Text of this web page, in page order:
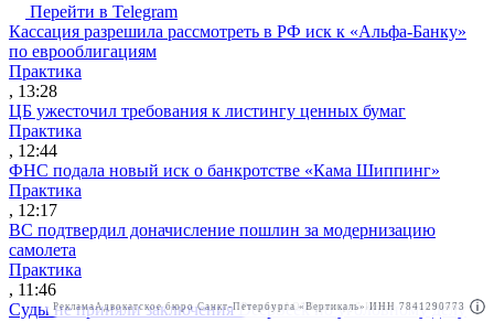
Реклама АО"Право.ру" ИНН: 7708095468
Перейти в Telegram
Кассация разрешила рассмотреть в РФ иск к «Альфа-Банку»
по еврооблигациям
Практика
, 13:28
ЦБ ужесточил требования к листингу ценных бумаг
Практика
, 12:44
ФНС подала новый иск о банкротстве «Кама Шиппинг»
Практика
, 12:17
ВС подтвердил доначисление пошлин за модернизацию
самолета
Практика
, 11:46
Суды не приняли заключения DeepSeek по уголовному делу
Реклама Адвокатское бюро Санкт-Петербурга «Вертикаль» ИНН 7841290773